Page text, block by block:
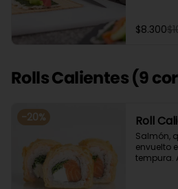
$8.300
Rolls Calientes (9
-20% Roll
Salmón,
envuelto
tempura.